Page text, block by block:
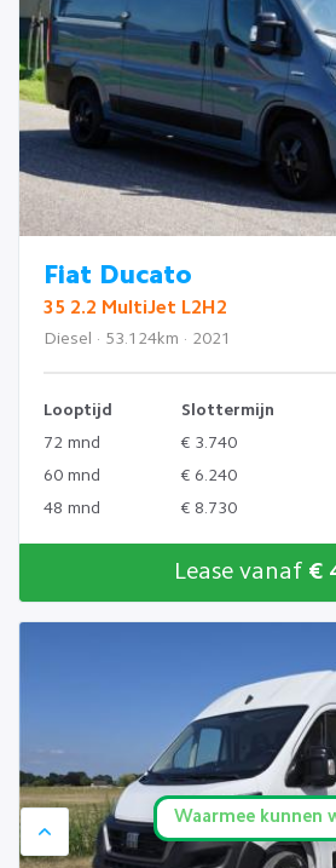
Fiat Ducato
35 2.2 MultiJet L2H2
Diesel · 53.124km · 2021
Looptijd Slottermijn
72 mnd
€ 3.740
60 mnd
€ 6.240
48 mnd
€ 8.730
Lease vanaf €
Waarmee kunnen